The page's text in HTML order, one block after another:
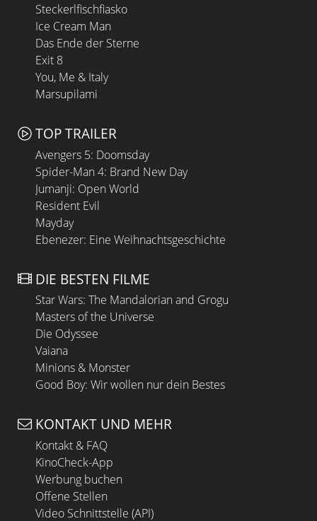
Steckerlfischfiasko
Ice Cream Man
Das Ende der Sterne
Exit 8
You, Me & Italy
Marsupilami
TOP TRAILER
Avengers 5: Doomsday
Spider-Man 4: Brand New Day
Jumanji: Open World
Resident Evil
Mayday
Ebenezer: Eine Weihnachtsgeschichte
DIE BESTEN FILME
Star Wars: The Mandalorian and Grogu
Masters of the Universe
Die Odyssee
Vaiana
Minions & Monster
Good Boy: Wir wollen nur dein Bestes
KONTAKT UND MEHR
Kontakt & FAQ
KinoCheck-App
Werbung buchen
Offene Stellen
Video Schnittstelle (API)